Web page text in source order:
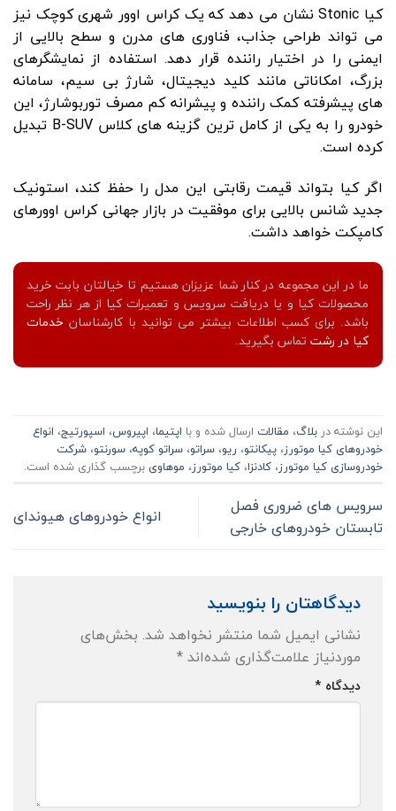
کیا Stonic نشان می دهد که یک کراس اوور شهری کوچک نیز
می تواند طراحی جذاب، فناوری های مدرن و سطح بالایی از
ایمنی را در اختیار راننده قرار دهد. استفاده از نمایشگرهای
بزرگ، امکاناتی مانند کلید دیجیتال، شارژ بی سیم، سامانه
های پیشرفته کمک راننده و پیشرانه کم مصرف توربوشارژ، این
خودرو را به یکی از کامل ترین گزینه های کلاس B-SUV تبدیل
کرده است.
اگر کیا بتواند قیمت رقابتی این مدل را حفظ کند، استونیک
جدید شانس بالایی برای موفقیت در بازار جهانی کراس اوورهای
کامپکت خواهد داشت.
ما در این مجموعه در کنار شما عزیزان هستیم تا خیالتان بابت خرید
محصولات کیا و یا دریافت سرویس و تعمیرات کیا از هر نظر راحت
باشد. برای کسب اطلاعات بیشتر می توانید با کارشناسان خدمات
کیا در رشت تماس بگیرید.
این نوشته در بلاگ، مقالات ارسال شده و با اپتیما، اپیروس، اسپورتیج، انواع
خودروهای کیا موتورز، پیکانتو، ریو، سراتو، سراتو کوپه، سورنتو، شرکت
خودروسازی کیا موتورز، کادنزا، کیا موتورز، موهاوی برچسب گذاری شده است.
سرویس های ضروری فصل
تابستان خودروهای خارجی
انواع خودروهای هیوندای
دیدگاهتان را بنویسید
نشانی ایمیل شما منتشر نخواهد شد. بخش‌های
موردنیاز علامت‌گذاری شده‌اند*
دیدگاه *